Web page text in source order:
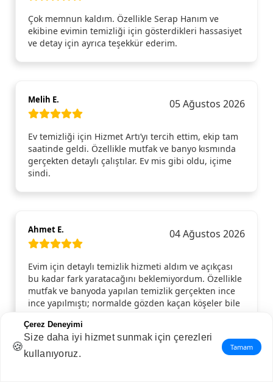
Çok memnun kaldım. Özellikle Serap Hanım ve
ekibine evimin temizliği için gösterdikleri hassasiyet
ve detay için ayrıca teşekkür ederim.
Melih E. 05 Ağustos 2026
Ev temizliği için Hizmet Artı’yı tercih ettim, ekip tam
saatinde geldi. Özellikle mutfak ve banyo kısmında
gerçekten detaylı çalıştılar. Ev mis gibi oldu, içime
sindi.
Ahmet E. 04 Ağustos 2026
Evim için detaylı temizlik hizmeti aldım ve açıkçası
bu kadar fark yaratacağını beklemiyordum. Özellikle
mutfak ve banyoda yapılan temizlik gerçekten ince
ince yapılmıştı; normalde gözden kaçan köşeler bile
Hepsi tertemizdi. Gelen ekip hem güler yüzlüydü
hem de işini aceleye getirmeden, özenle yaptı.
Temizlik bittikten sonra evde ferahlık hissi resmen
🍪
Çerez Deneyimi
Size daha iyi hizmet sunmak için çerezleri
kullanıyoruz.
Tamam